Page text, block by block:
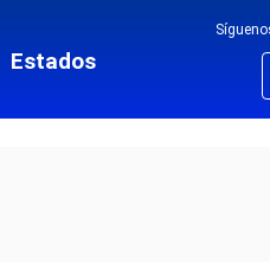
Estados